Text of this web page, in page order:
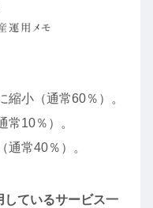
縮小（通常60％）。
常10％）。
通常40％）。
ているサービス一